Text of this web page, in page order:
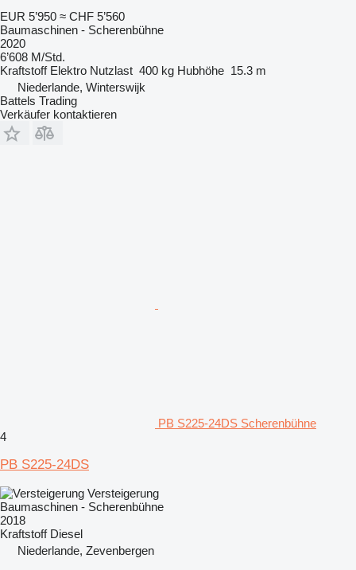
EUR 5’950 ≈ CHF 5’560
Baumaschinen - Scherenbühne
2020
6’608 M/Std.
Kraftstoff Elektro Nutzlast 400 kg Hubhöhe 15.3 m
Niederlande, Winterswijk
Battels Trading
Verkäufer kontaktieren
PB S225-24DS Scherenbühne
4
PB S225-24DS
Versteigerung
Baumaschinen - Scherenbühne
2018
Kraftstoff Diesel
Niederlande, Zevenbergen